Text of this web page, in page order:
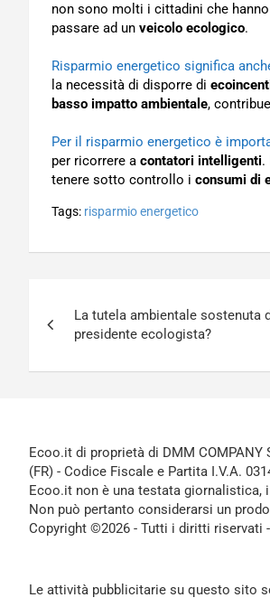
non sono molti i cittadini che
passare ad un veicolo ecologico.
Risparmio energetico significa
la necessità di disporre di
basso impatto ambientale,
Per il risparmio energetico è
per ricorrere a contatori intelligenti.
tenere sotto controllo i consumi di
Tags: risparmio energetico
articoli
La tutela ambientale sostenuta
presidente ecologista?
Ecoo.it di proprietà di DMM COMPANY
(FR) - Codice Fiscale e Partita I.V.A.
Ecoo.it non è una testata giornalistica,
Non può pertanto considerarsi un
Copyright ©2026 - Tutti i diritti riservati -
Le attività pubblicitarie su questo sito